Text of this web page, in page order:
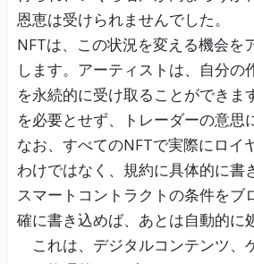
恩恵は受けられませんでした。
NFTは、この状況を変える機会を
します。アーティストは、自分の
を永続的に受け取ることができま
を必要とせず、トレーダーの意思
なお、すべてのNFTで実際にロイ
わけではなく、規約に具体的に書
スマートコントラクトの条件をブ
確に書き込めば、あとは自動的に
これは、デジタルコンテンツ、